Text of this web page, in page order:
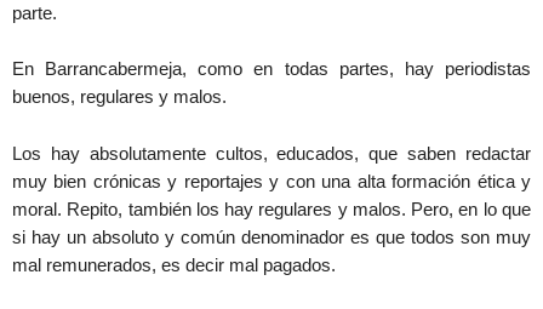
parte.
En Barrancabermeja, como en todas partes, hay periodistas
buenos, regulares y malos.
Los hay absolutamente cultos, educados, que saben redactar
muy bien crónicas y reportajes y con una alta formación ética y
moral. Repito, también los hay regulares y malos. Pero, en lo que
si hay un absoluto y común denominador es que todos son muy
mal remunerados, es decir mal pagados.